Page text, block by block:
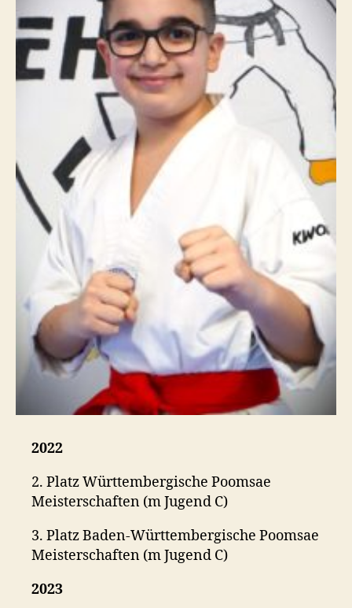
2022
2. Platz Württembergische Poomsae
Meisterschaften (m Jugend C)
3. Platz Baden-Württembergische Poomsae
Meisterschaften (m Jugend C)
2023